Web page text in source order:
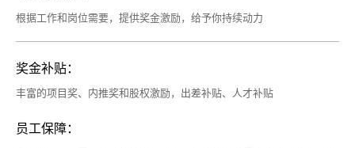
根据工作和岗位需要，提供奖金激励，给予你持续动力
奖金补贴：
丰富的项目奖、内推奖和股权激励，出差补贴、人才补贴
员工保障：